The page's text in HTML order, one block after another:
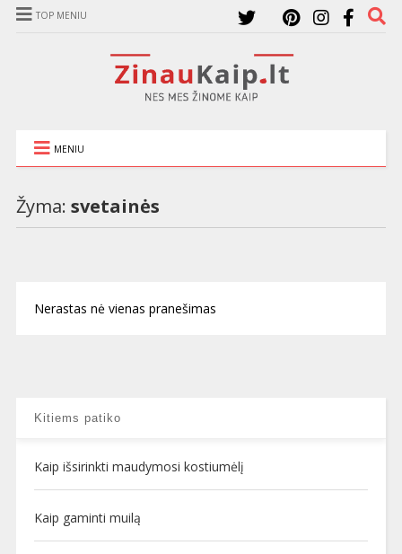
TOP MENIU
MENIU
Žyma: svetainės
Nerastas nė vienas pranešimas
Kitiems patiko
Kaip išsirinkti maudymosi kostiumėlį
Kaip gaminti muilą